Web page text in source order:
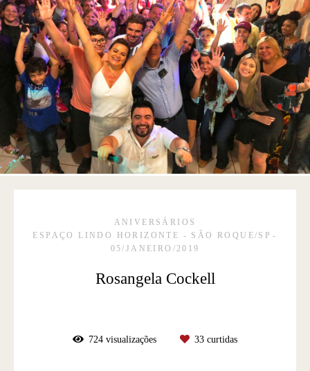
ANIVERSÁRIOS
ESPAÇO LINDO HORIZONTE - SÃO ROQUE/SP
05/JANEIRO/2019
Rosangela Cockell
724 visualizações 33 curtidas